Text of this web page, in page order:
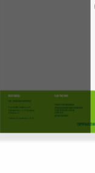
КОНТАКТЫ ПАРТНЕРАМ
Чебаркульский р-н, пос. Тимирязевский,
ул.Мичурина, д.3.
г.Челябинск, Свердловский пр-т, 40а/2.
ЛИЧНЫЙ КАБИНЕТ
ГОРЯЧАЯ